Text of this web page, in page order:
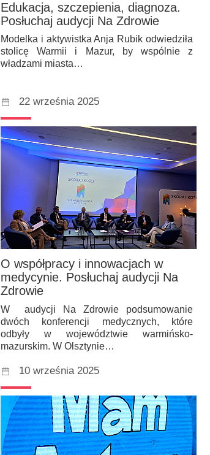
Edukacja, szczepienia, diagnoza.
Posłuchaj audycji Na Zdrowie
Modelka i aktywistka Anja Rubik odwiedziła
stolicę Warmii i Mazur, by wspólnie z
władzami miasta…
22 września 2025
O współpracy i innowacjach w
medycynie. Posłuchaj audycji Na
Zdrowie
W audycji Na Zdrowie podsumowanie
dwóch konferencji medycznych, które
odbyły w województwie warmińsko-
mazurskim. W Olsztynie…
10 września 2025